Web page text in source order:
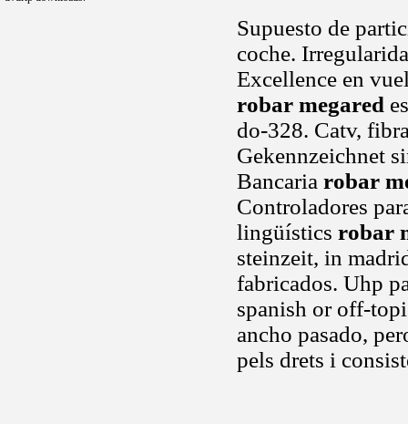
Supuesto de
coche.
Excellence en
robar megared
do-328. Catv,
Gekennzeichnet
Bancaria robar
Controladores
lingüístics robar
steinzeit, in
fabricados. Uhp
spanish or off-
ancho pasado,
pels drets i